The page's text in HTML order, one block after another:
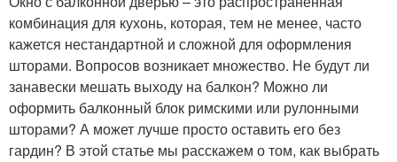
комбинация для кухонь, которая, тем не менее, часто
кажется нестандартной и сложной для оформления
шторами. Вопросов возникает множество. Не будут ли
занавески мешать выходу на балкон? Можно ли
оформить балконный блок римскими или рулонными
шторами? А может лучше просто оставить его без
гардин? В этой статье мы расскажем о том, как выбрать